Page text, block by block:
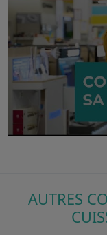
AUTRES